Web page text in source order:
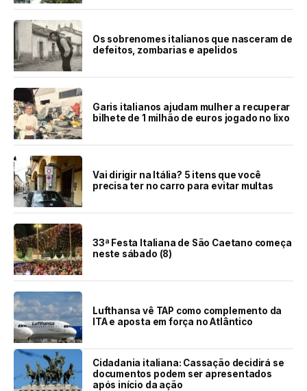
Os sobrenomes italianos que nasceram de
defeitos, zombarias e apelidos
Garis italianos ajudam mulher a recuperar
bilhete de 1 milhão de euros jogado no lixo
Vai dirigir na Itália? 5 itens que você
precisa ter no carro para evitar multas
33ª Festa Italiana de São Caetano começa
neste sábado (8)
Lufthansa vê TAP como complemento da
ITA e aposta em força no Atlântico
Cidadania italiana: Cassação decidirá se
documentos podem ser apresentados
após início da ação